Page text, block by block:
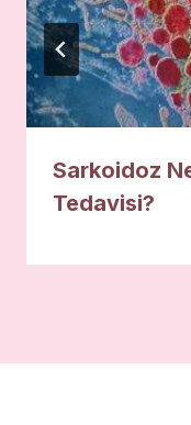
Sarkoidoz
Tedavisi?